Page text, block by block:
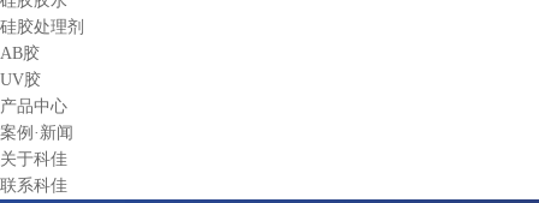
硅胶处理剂
AB胶
UV胶
产品中心
案例·新闻
关于科佳
联系科佳